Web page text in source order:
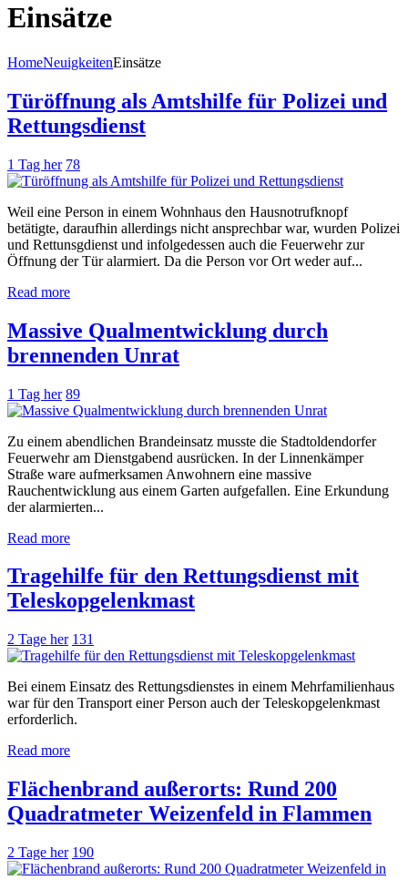
Einsätze
HomeNeuigkeitenEinsätze
Türöffnung als Amtshilfe für Polizei und
Rettungsdienst
1 Tag her 78
Weil eine Person in einem Wohnhaus den Hausnotrufknopf
betätigte, daraufhin allerdings nicht ansprechbar war, wurden Polizei
und Rettunsgdienst und infolgedessen auch die Feuerwehr zur
Öffnung der Tür alarmiert. Da die Person vor Ort weder auf...
Read more
Massive Qualmentwicklung durch
brennenden Unrat
1 Tag her 89
Zu einem abendlichen Brandeinsatz musste die Stadtoldendorfer
Feuerwehr am Dienstgabend ausrücken. In der Linnenkämper
Straße ware aufmerksamen Anwohnern eine massive
Rauchentwicklung aus einem Garten aufgefallen. Eine Erkundung
der alarmierten...
Read more
Tragehilfe für den Rettungsdienst mit
Teleskopgelenkmast
2 Tage her 131
Bei einem Einsatz des Rettungsdienstes in einem Mehrfamilienhaus
war für den Transport einer Person auch der Teleskopgelenkmast
erforderlich.
Read more
Flächenbrand außerorts: Rund 200
Quadratmeter Weizenfeld in Flammen
2 Tage her 190